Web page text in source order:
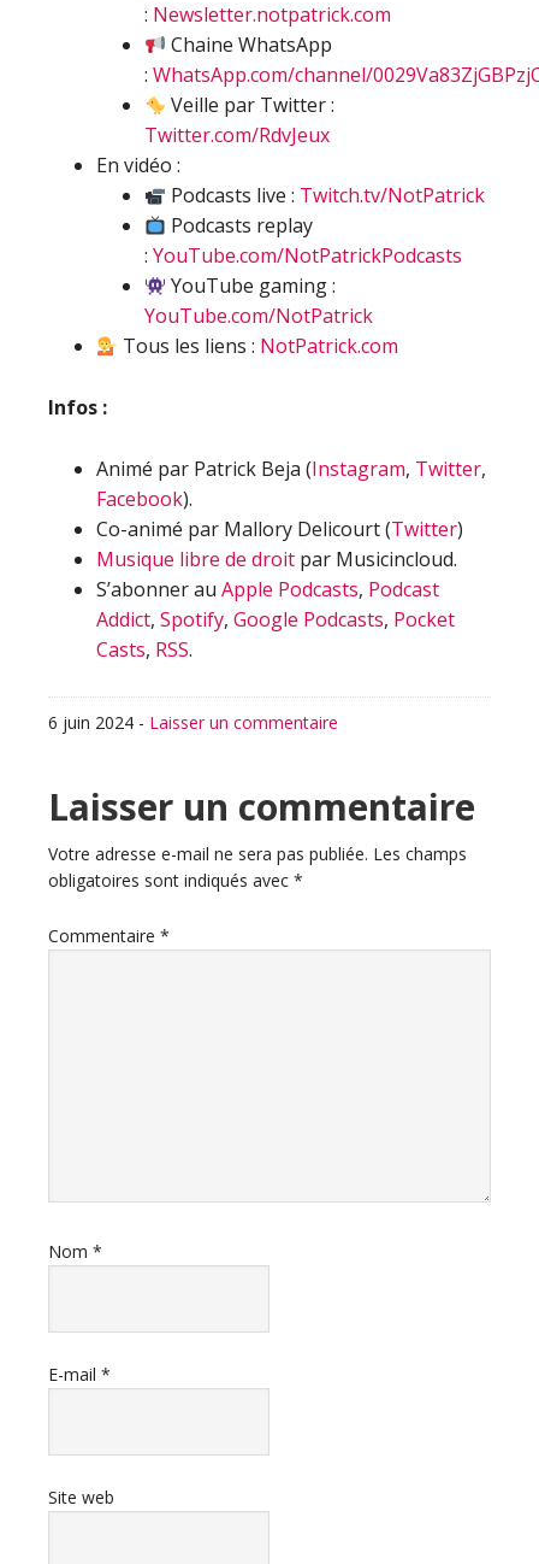
: Newsletter.notpatrick.com
Chaine WhatsApp
: WhatsApp.com/channel/
Veille par Twitter :
Twitter.com/RdvJeux
En vidéo :
Podcasts live : Twitch.tv/NotPatrick
Podcasts replay
: YouTube.com/NotPatrickPodcasts
YouTube gaming :
YouTube.com/NotPatrick
Tous les liens : NotPatrick.com
Infos :
Animé par Patrick Beja (Instagram, Twitter,
Facebook).
Co-animé par Mallory Delicourt (Twitter)
Musique libre de droit par Musicincloud.
S’abonner au Apple Podcasts, Podcast
Addict, Spotify, Google Podcasts, Pocket
Casts, RSS.
6 juin 2024 - Laisser un commentaire
Interactions
du
lecteur
Laisser un commentaire
Votre adresse e-mail ne sera pas publiée. Les champs
obligatoires sont indiqués avec *
Commentaire *
Nom *
E-mail *
Site web